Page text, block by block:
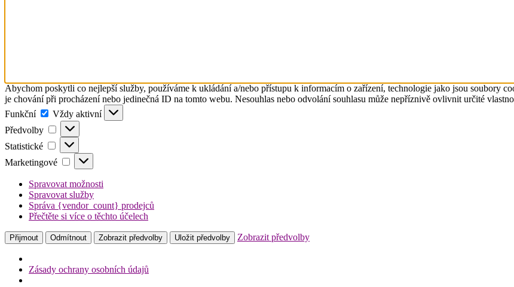
Abychom poskytli co nejlepší služby, používáme k ukládání a/nebo přístupu k informacím o zařízení, technologie jako jsou soubory
je chování při procházení nebo jedinečná ID na tomto webu. Nesouhlas nebo odvolání souhlasu může nepříznivě ovlivnit určité
Funkční
Funkční
Vždy aktivní
Předvolby
Předvolby
Statistické Statistické
Marketingové Marketingové
Spravovat možnosti
Spravovat služby
Správa {vendor_count} prodejců
Přečtěte si více o těchto účelech
Přijmout Odmítnout Zobrazit předvolby Uložit předvolby Zobrazit předvolby
Zásady ochrany osobních údajů